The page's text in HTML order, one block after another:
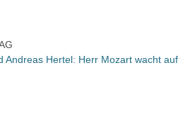
Andreas Hertel: Herr Mozart wacht auf